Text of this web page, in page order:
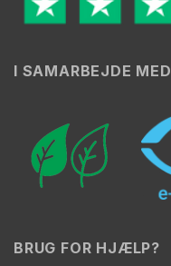
I SAMARBEJDE MED
BRUG FOR HJÆLP?